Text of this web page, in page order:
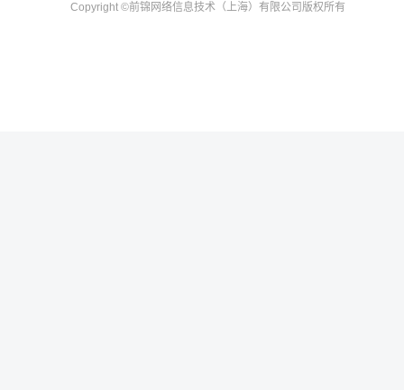
Copyright ©前锦网络信息技术（上海）有限公司 版权所有